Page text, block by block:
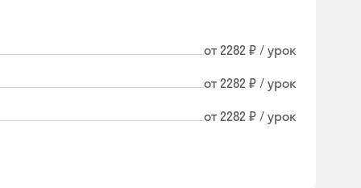
от 2282 ₽ / урок
от 2282 ₽ / урок
от 2282 ₽ / урок